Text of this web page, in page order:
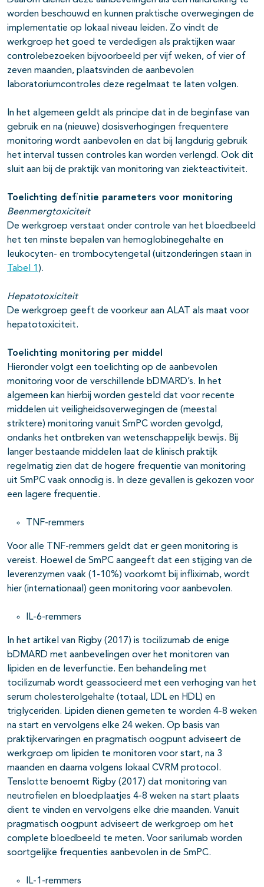
worden beschouwd en kunnen praktische overwegingen de
implementatie op lokaal niveau leiden. Zo vindt de
werkgroep het goed te verdedigen als praktijken waar
controlebezoeken bijvoorbeeld per vijf weken, of vier of
zeven maanden, plaatsvinden de aanbevolen
laboratoriumcontroles deze regelmaat te laten volgen.
In het algemeen geldt als principe dat in de beginfase van
gebruik en na (nieuwe) dosisverhogingen frequentere
monitoring wordt aanbevolen en dat bij langdurig gebruik
het interval tussen controles kan worden verlengd. Ook dit
sluit aan bij de praktijk van monitoring van ziekteactiviteit.
Toelichting definitie parameters voor monitoring
Beenmergtoxiciteit
De werkgroep verstaat onder controle van het bloedbeeld
het ten minste bepalen van hemoglobinegehalte en
leukocyten- en trombocytengetal (uitzonderingen staan in
Tabel 1 ).
Hepatotoxiciteit
De werkgroep geeft de voorkeur aan ALAT als maat voor
hepatotoxiciteit.
Toelichting monitoring per middel
Hieronder volgt een toelichting op de aanbevolen
monitoring voor de verschillende bDMARD’s. In het
algemeen kan hierbij worden gesteld dat voor recente
middelen uit veiligheidsoverwegingen de (meestal
striktere) monitoring vanuit SmPC worden gevolgd,
ondanks het ontbreken van wetenschappelijk bewijs. Bij
langer bestaande middelen laat de klinisch praktijk
regelmatig zien dat de hogere frequentie van monitoring
uit SmPC vaak onnodig is. In deze gevallen is gekozen voor
een lagere frequentie.
TNF-remmers
Voor alle TNF-remmers geldt dat er geen monitoring is
vereist. Hoewel de SmPC aangeeft dat een stijging van de
leverenzymen vaak (1-10%) voorkomt bij infliximab, wordt
hier (internationaal) geen monitoring voor aanbevolen.
IL-6-remmers
In het artikel van Rigby (2017) is tocilizumab de enige
bDMARD met aanbevelingen over het monitoren van
lipiden en de leverfunctie. Een behandeling met
tocilizumab wordt geassocieerd met een verhoging van het
serum cholesterolgehalte (totaal, LDL en HDL) en
triglyceriden. Lipiden dienen gemeten te worden 4-8 weken
na start en vervolgens elke 24 weken. Op basis van
praktijkervaringen en pragmatisch oogpunt adviseert de
werkgroep om lipiden te monitoren voor start, na 3
maanden en daarna volgens lokaal CVRM protocol.
Tenslotte benoemt Rigby (2017) dat monitoring van
neutrofielen en bloedplaatjes 4-8 weken na start plaats
dient te vinden en vervolgens elke drie maanden. Vanuit
pragmatisch oogpunt adviseert de werkgroep om het
complete bloedbeeld te meten. Voor sarilumab worden
soortgelijke frequenties aanbevolen in de SmPC.
IL-1-remmers